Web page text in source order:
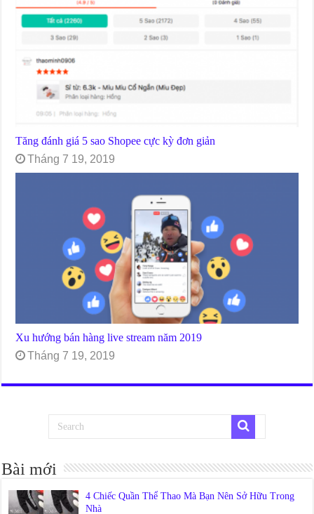
Tăng đánh giá 5 sao Shopee cực kỳ đơn giản
Tháng 7 19, 2019
Xu hướng bán hàng live stream năm 2019
Tháng 7 19, 2019
Bài mới
4 Chiếc Quần Thể Thao Mà Bạn Nên Sở Hữu Trong
Nhà